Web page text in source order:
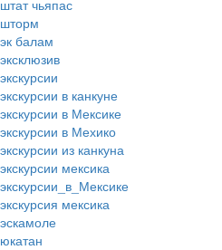
штат чьяпас
шторм
эк балам
эксклюзив
экскурсии
экскурсии в канкуне
экскурсии в Мексике
экскурсии в Мехико
экскурсии из канкуна
экскурсии мексика
экскурсии_в_Мексике
экскурсия мексика
эскамоле
юкатан